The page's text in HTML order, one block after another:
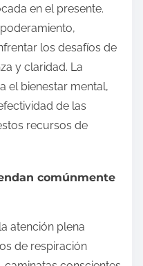
en el presente.
los desafíos de
y claridad. La
el bienestar mental,
de las
recursos de
comúnmente
atención plena
de respiración